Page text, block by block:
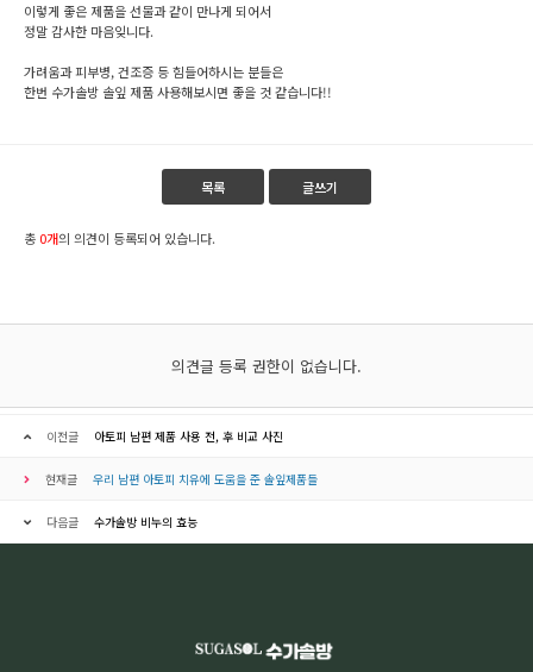
이렇게 좋은 제품을 선물과 같이 만나게 되어서
정말 감사한 마음잊니다.
가려움과 피부병, 건조증 등 힘들어하시는 분들은
한번 수가솔방 솔잎 제품 사용해보시면 좋을 것 같습니다!!
목록 글쓰기
총 0개의 의견이 등록되어 있습니다.
의견글 등록 권한이 없습니다.
이전글 아토피 남편 제품 사용 전, 후 비교 사진
현재글 우리 남편 아토피 치유에 도움을 준 솔잎제품들
다음글 수가솔방 비누의 효능